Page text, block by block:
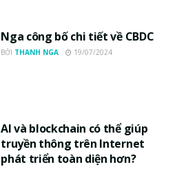
Nga công bố chi tiết về CBDC
BỞI THANH NGA 19/07/2024
AI và blockchain có thể giúp
truyền thông trên Internet
phát triển toàn diện hơn?